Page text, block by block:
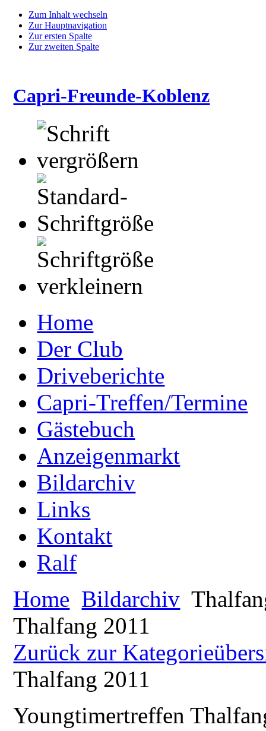
Zum Inhalt wechseln
Zur Hauptnavigation
Zur ersten Spalte
Zur zweiten Spalte
Capri-Freunde-Koblenz
Home
Der Club
Driveberichte
Capri-Treffen/Termine
Gästebuch
Anzeigenmarkt
Bildarchiv
Links
Kontakt
Ralf
Home Bildarchiv
Thalfang 2011
Zurück zur
Thalfang 2011
Youngtimertreffen